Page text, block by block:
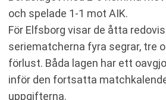
och spelade 1-1 mot AIK.
För Elfsborg visar de åtta
seriematcherna fyra segrar, tre
förlust. Båda lagen har ett
inför den fortsatta
uppgifterna.